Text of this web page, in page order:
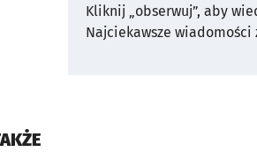
Kliknij „obserwuj”, aby
Najciekawsze wiadomości